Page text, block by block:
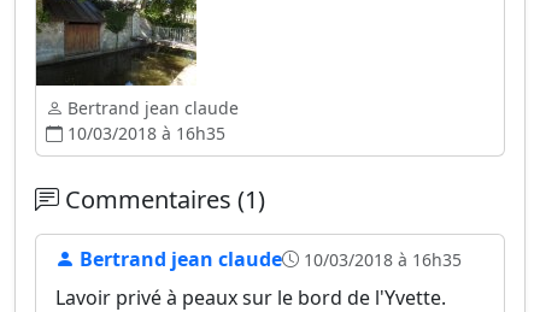
Bertrand jean claude
10/03/2018 à 16h35
Commentaires (1)
Bertrand jean claude 10/03/2018 à 16h35
Lavoir privé à peaux sur le bord de l'Yvette.